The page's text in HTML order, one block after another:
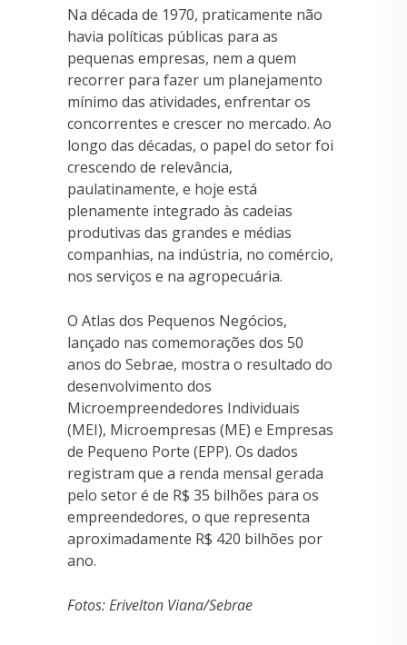
Na década de 1970, praticamente não
havia políticas públicas para as
pequenas empresas, nem a quem
recorrer para fazer um planejamento
mínimo das atividades, enfrentar os
concorrentes e crescer no mercado. Ao
longo das décadas, o papel do setor foi
crescendo de relevância,
paulatinamente, e hoje está
plenamente integrado às cadeias
produtivas das grandes e médias
companhias, na indústria, no comércio,
nos serviços e na agropecuária.
O Atlas dos Pequenos Negócios,
lançado nas comemorações dos 50
anos do Sebrae, mostra o resultado do
desenvolvimento dos
Microempreendedores Individuais
(MEI), Microempresas (ME) e Empresas
de Pequeno Porte (EPP). Os dados
registram que a renda mensal gerada
pelo setor é de R$ 35 bilhões para os
empreendedores, o que representa
aproximadamente R$ 420 bilhões por
ano.
Fotos: Erivelton Viana/Sebrae